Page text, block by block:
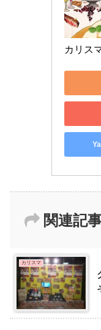
カリス
関連記
カリスマ